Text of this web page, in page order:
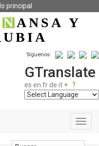
principal
NANSA Y
Síguenos:
GTranslate
es en fr de it + ?